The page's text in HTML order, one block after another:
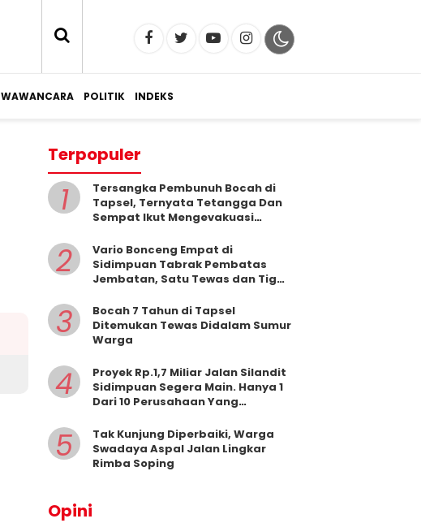
WAWANCARA POLITIK INDEKS
Terpopuler
1
Tersangka Pembunuh Bocah di
Tapsel, Ternyata Tetangga Dan
Sempat Ikut Mengevakuasi
2
Vario Bonceng Empat di
Sidimpuan Tabrak Pembatas
Jembatan, Satu Tewas dan Tiga
3
Bocah 7 Tahun di Tapsel
Ditemukan Tewas Didalam Sumur
Warga
4
Proyek Rp.1,7 Miliar Jalan Silandit
Sidimpuan Segera Main. Hanya 1
Dari 10 Perusahaan Yang
5
Tak Kunjung Diperbaiki, Warga
Swadaya Aspal Jalan Lingkar
Rimba Soping
Opini